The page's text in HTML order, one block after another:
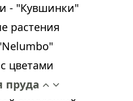
- "Кувшинки"
растения
цветами
пруда